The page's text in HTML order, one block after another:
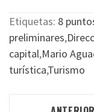
Etiquetas: 8
preliminares,
capital,Mario
turística,Turismo